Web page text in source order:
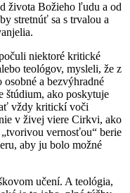
života Božieho ľudu a od
stretnúť sa s trvalou a
niektoré kritické
teológov, mysleli, že z
a bezvýhradné
štúdium, ako poskytuje
vždy kritickí voči
v živej viere Cirkvi, ako
vernosťou“ berie
aby ju bolo možné
učení. A teológia,